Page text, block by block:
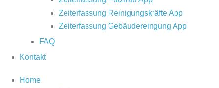
Zeiterfassung Reinigungskräfte App
Zeiterfassung Gebäudereingung App
FAQ
Kontakt
Home